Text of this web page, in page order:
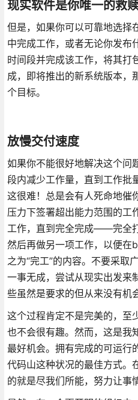
现实软件是你唯一的
但是，如果你可以可靠地选择
中完成工作，或者无论你发布
时间段并完成该工作，将其打
成，即将推出的新系统版本，
个目标。
放慢交付速度
如果你不能很好地解决这个问
段内减少工作量，直到工作批
这很难！总是会有人死命地催
压力下签署超出能力范围的工
工作，直到完全完成——完全
然后再做另一项工作，以便
之为“完工”的内容。不要采取
一事无成，尝试从现实出发来
些虽然是要求的但从来没有机
这个过程肯定不是完美的，至
也不会很有趣。然而，这是我
最好机会。拥有完成的可运行
代码山这种状况的最佳方式。
的就是尽我们所能，努力让事